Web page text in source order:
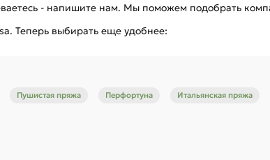
- напишите нам. Мы поможем подобрать
Теперь выбирать еще удобнее:
Пушистая пряжа Перфортуна Итальянская пряжа